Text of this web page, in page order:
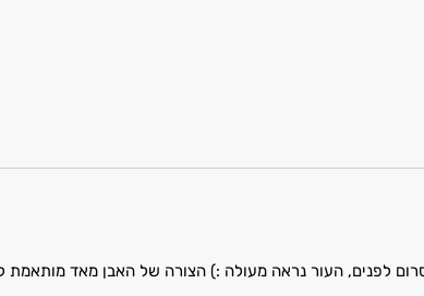
לפנים, העור נראה מעולה :) הצורה של האבן מאד מותאמת